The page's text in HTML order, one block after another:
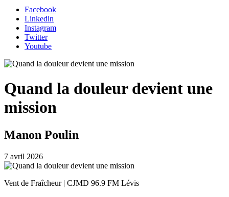
Facebook
Linkedin
Instagram
Twitter
Youtube
Quand la douleur devient une
mission
Manon Poulin
7 avril 2026
Vent de Fraîcheur | CJMD 96.9 FM Lévis